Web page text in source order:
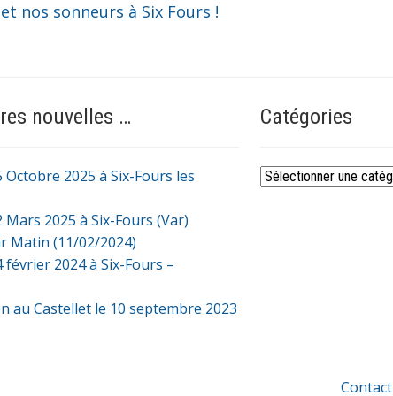
nos sonneurs à Six Fours !
nouvelles …
Octobre 2025 à Six-Fours les
Mars 2025 à Six-Fours (Var)
Matin (11/02/2024)
février 2024 à Six-Fours –
au Castellet le 10 septembre 2023
Catégories
Catégories
Contact